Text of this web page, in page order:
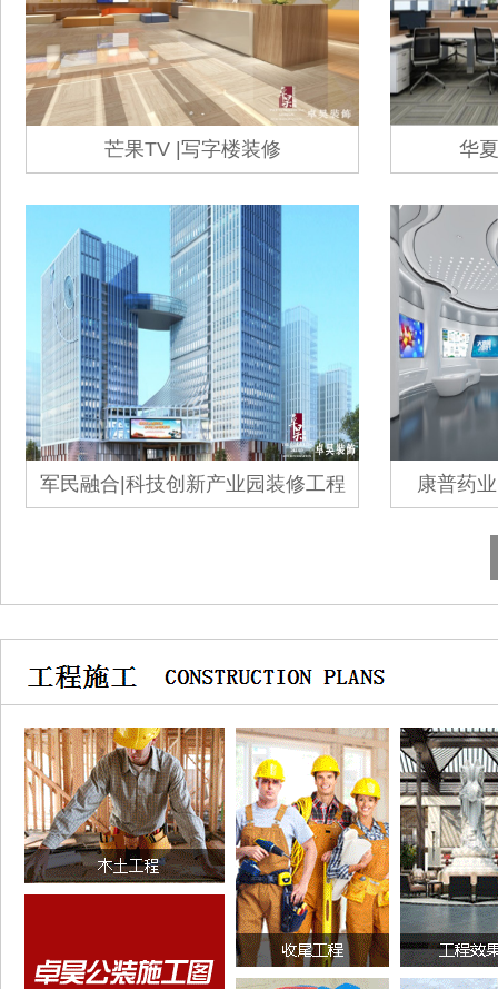
芒果TV |写字楼装修 华
军民融合|科技创新产业园装修工程 康普药